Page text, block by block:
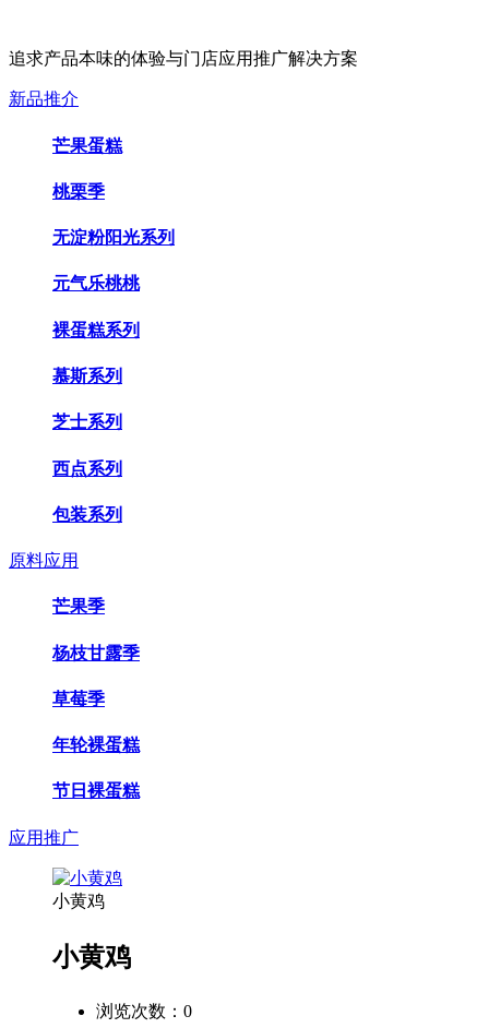
追求产品本味的体验与门店应用推广解决方案
新品推介
芒果蛋糕
桃栗季
无淀粉阳光系列
元气乐桃桃
裸蛋糕系列
慕斯系列
芝士系列
西点系列
包装系列
原料应用
芒果季
杨枝甘露季
草莓季
年轮裸蛋糕
节日裸蛋糕
应用推广
小黄鸡
小黄鸡
浏览次数： 0